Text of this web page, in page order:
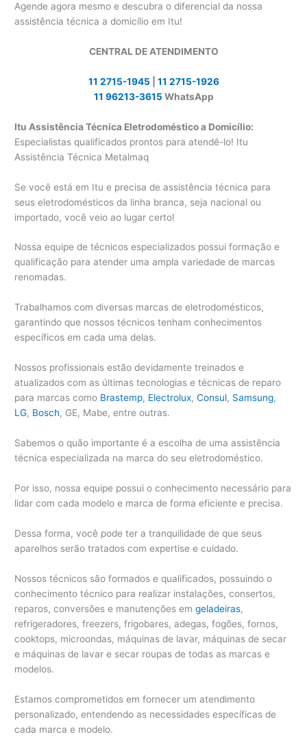
Agende agora mesmo e descubra o diferencial da nossa
assistência técnica a domicílio em Itu!
CENTRAL DE ATENDIMENTO
11 2715-1945
11 2715-1926
11 96213-3615 WhatsApp
Itu Assistência Técnica Eletrodoméstico a Domicílio:
Especialistas qualificados prontos para atendê-lo! Itu
Assistência Técnica Metalmaq
Se você está em Itu e precisa de assistência técnica para
seus eletrodomésticos da linha branca, seja nacional ou
importado, você veio ao lugar certo!
Nossa equipe de técnicos especializados possui formação e
qualificação para atender uma ampla variedade de marcas
renomadas.
Trabalhamos com diversas marcas de eletrodomésticos,
garantindo que nossos técnicos tenham conhecimentos
específicos em cada uma delas.
Nossos profissionais estão devidamente treinados e
atualizados com as últimas tecnologias e técnicas de reparo
para marcas como Brastemp, Electrolux,Consul, Samsung,
LG, Bosch, GE, Mabe, entre outras.
Sabemos o quão importante é a escolha de uma assistência
técnica especializada na marca do seu eletrodoméstico.
Por isso, nossa equipe possui o conhecimento necessário para
lidar com cada modelo e marca de forma eficiente e precisa.
Dessa forma, você pode ter a tranquilidade de que seus
aparelhos serão tratados com expertise e cuidado.
Nossos técnicos são formados e qualificados, possuindo o
conhecimento técnico para realizar instalações, consertos,
reparos, conversões e manutenções emgeladeiras,
refrigeradores, freezers, frigobares, adegas, fogões, fornos,
cooktops, microondas, máquinas de lavar, máquinas de secar
e máquinas de lavar e secar roupas de todas as marcas e
modelos.
Estamos comprometidos em fornecer um atendimento
personalizado, entendendo as necessidades específicas de
cada marca e modelo.